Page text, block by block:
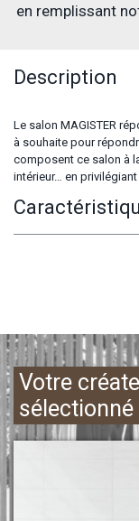
en remplissant
Description
Le salon MAGISTER
à souhaite pour
composent ce salon à
intérieur… en
Votre
sélectionné